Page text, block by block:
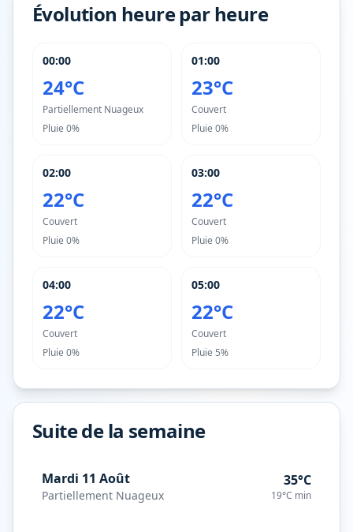
Évolution heure par heure
00:00
24°C
Partiellement Nuageux
Pluie 0%
01:00
23°C
Couvert
Pluie 0%
02:00
22°C
Couvert
Pluie 0%
03:00
22°C
Couvert
Pluie 0%
04:00
22°C
Couvert
Pluie 0%
05:00
22°C
Couvert
Pluie 5%
Suite de la semaine
Mardi 11 Août
Partiellement Nuageux
35°C
19°C min